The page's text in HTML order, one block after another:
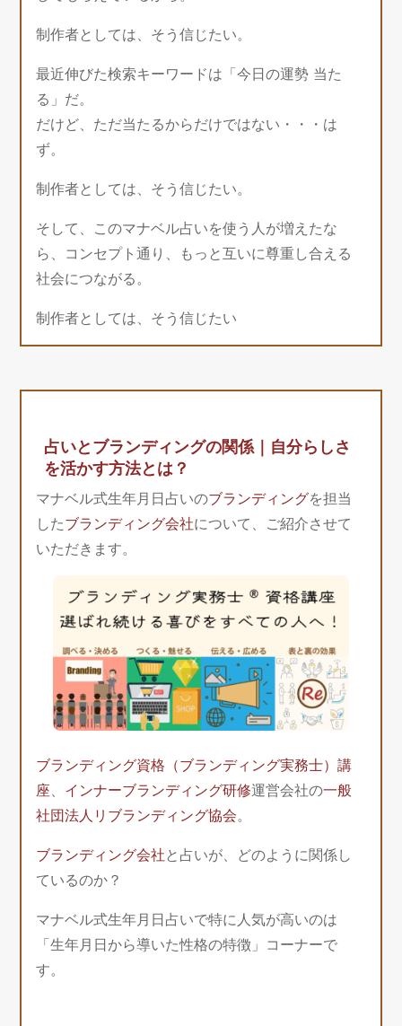
制作者としては、そう信じたい。
最近伸びた検索キーワードは「今日の運勢 当た
る」だ。
だけど、ただ当たるからだけではない・・・は
ず。
制作者としては、そう信じたい。
そして、このマナベル占いを使う人が増えたな
ら、コンセプト通り、もっと互いに尊重し合える
社会につながる。
制作者としては、そう信じたい
占いとブランディングの関係｜自分らしさ
を活かす方法とは？
マナベル式生年月日占いのブランディングを担当
したブランディング会社について、ご紹介させて
いただきます。
ブランディング資格（ブランディング実務士）講
座、 インナーブランディング研修運営会社の一般
社団法人リブランディング協会。
ブランディング会社 と占いが、どのように関係し
ているのか？
マナベル式生年月日占いで特に人気が高いのは
「生年月日から導いた性格の特徴」コーナーで
す。